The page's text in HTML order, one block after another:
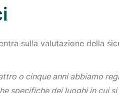
sulla valutazione della
o cinque anni abbiamo
specifiche dei luoghi in cui